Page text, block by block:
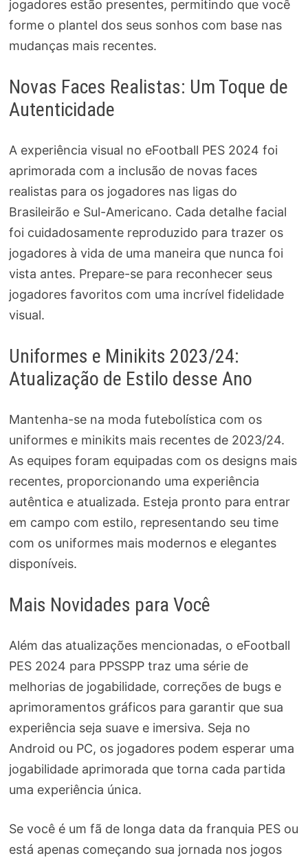
jogadores estão presentes, permitindo que você
forme o plantel dos seus sonhos com base nas
mudanças mais recentes.
Novas Faces Realistas: Um Toque de
Autenticidade
A experiência visual no eFootball PES 2024 foi
aprimorada com a inclusão de novas faces
realistas para os jogadores nas ligas do
Brasileirão e Sul-Americano. Cada detalhe facial
foi cuidadosamente reproduzido para trazer os
jogadores à vida de uma maneira que nunca foi
vista antes. Prepare-se para reconhecer seus
jogadores favoritos com uma incrível fidelidade
visual.
Uniformes e Minikits 2023/24:
Atualização de Estilo desse Ano
Mantenha-se na moda futebolística com os
uniformes e minikits mais recentes de 2023/24.
As equipes foram equipadas com os designs mais
recentes, proporcionando uma experiência
autêntica e atualizada. Esteja pronto para entrar
em campo com estilo, representando seu time
com os uniformes mais modernos e elegantes
disponíveis.
Mais Novidades para Você
Além das atualizações mencionadas, o eFootball
PES 2024 para PPSSPP traz uma série de
melhorias de jogabilidade, correções de bugs e
aprimoramentos gráficos para garantir que sua
experiência seja suave e imersiva. Seja no
Android ou PC, os jogadores podem esperar uma
jogabilidade aprimorada que torna cada partida
uma experiência única.
Se você é um fã de longa data da franquia PES ou
está apenas começando sua jornada nos jogos